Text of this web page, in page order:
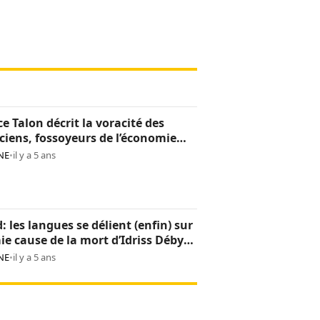
Talon décrit la voracité des
fossoyeurs de l’économie
•il y a 5 ans
les langues se délient (enfin) sur
cause de la mort d’Idriss Déby
•il y a 5 ans